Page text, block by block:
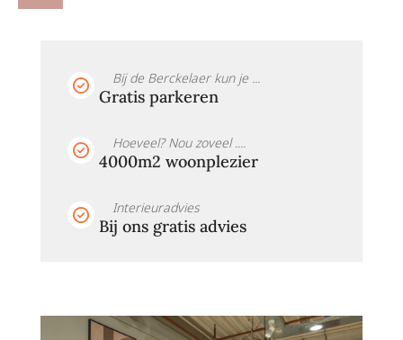
Bij de Berckelaer kun je ...
Gratis parkeren
Hoeveel? Nou zoveel ....
4000m2 woonplezier
Interieuradvies
Bij ons gratis advies